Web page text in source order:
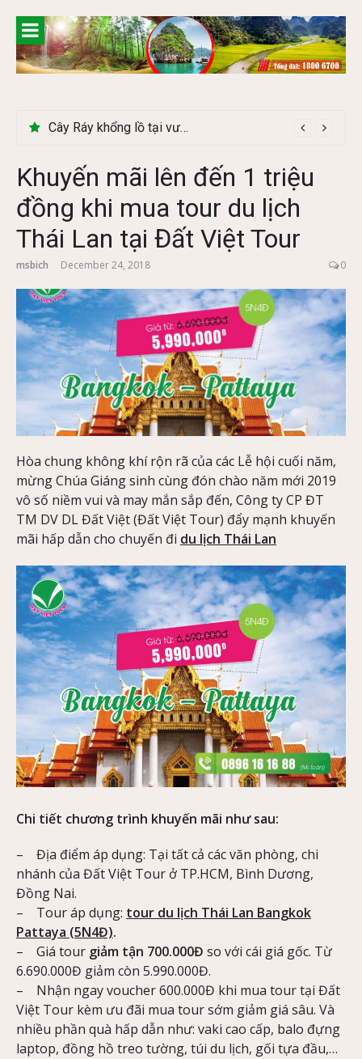
content
Cây Ráy khổng lồ tại vườn Quốc gia Cúc Phương
Khuyến mãi lên đến 1 triệu
đồng khi mua tour du lịch
Thái Lan tại Đất Việt Tour
msbich December 24, 2018 0
Hòa chung không khí rộn rã của các Lễ hội cuối năm,
mừng Chúa Giáng sinh cùng đón chào năm mới 2019
vô số niềm vui và may mắn sắp đến, Công ty CP ĐT
TM DV DL Đất Việt (Đất Việt Tour) đẩy mạnh khuyến
mãi hấp dẫn cho chuyến đi du lịch Thái Lan
Chi tiết chương trình khuyến mãi như sau:
– Địa điểm áp dụng: Tại tất cả các văn phòng, chi
nhánh của Đất Việt Tour ở TP.HCM, Bình Dương,
Đồng Nai.
– Tour áp dụng: tour du lịch Thái Lan Bangkok
Pattaya (5N4Đ).
– Giá tour giảm tận 700.000Đ so với cái giá gốc. Từ
6.690.000Đ giảm còn 5.990.000Đ.
– Nhận ngay voucher 600.000Đ khi mua tour tại Đất
Việt Tour kèm ưu đãi mua tour sớm giảm giá sâu. Và
nhiều phần quà hấp dẫn như: vaki cao cấp, balo đựng
laptop, đồng hồ treo tường, túi du lịch, gối tựa đầu,…